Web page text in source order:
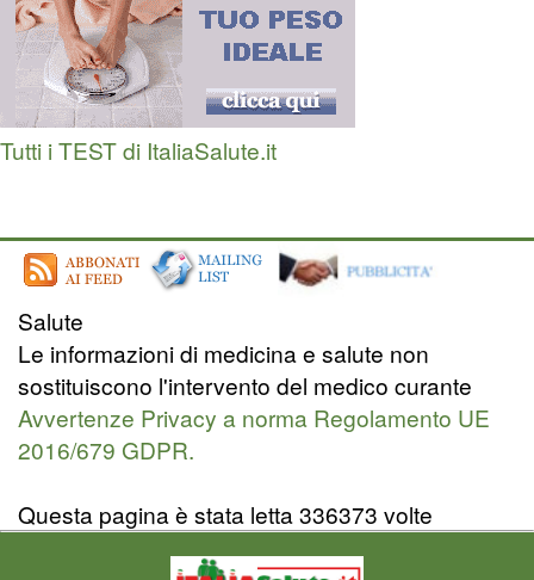
Tutti i TEST di ItaliaSalute.it
Salute
Le informazioni di medicina e salute non
sostituiscono l'intervento del medico curante
Avvertenze Privacy a norma Regolamento UE
2016/679 GDPR.
Questa pagina è stata letta 336373 volte